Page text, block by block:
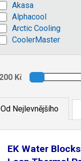
Akasa
Alphacool
Arctic Cooling
CoolerMaster
Od Nejlevnějšího
EK Water Blocks